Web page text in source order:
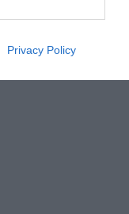
Privacy Policy